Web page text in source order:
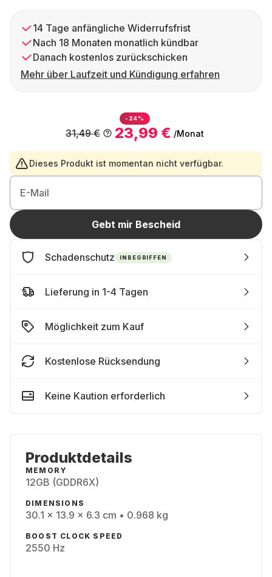
14 Tage anfängliche Widerrufsfrist
Nach 18 Monaten monatlich kündbar
Danach kostenlos zurückschicken
Mehr über Laufzeit und Kündigung erfahren
-24%
23,99 € /Monat
31,49 €
Dieses Produkt ist momentan nicht verfügbar.
E-Mail
Gebt mir Bescheid
Schadenschutz INBEGRIFFEN
Lieferung in 1-4 Tagen
Möglichkeit zum Kauf
Kostenlose Rücksendung
Keine Kaution erforderlich
Produktdetails
MEMORY
12GB (GDDR6X)
DIMENSIONS
30.1 x 13.9 x 6.3 cm • 0.968 kg
BOOST CLOCK SPEED
2550 Hz